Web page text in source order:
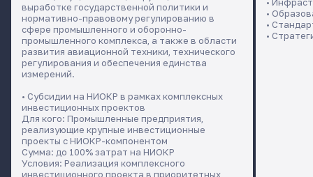
выработке государственной политики и
нормативно-правовому регулированию в
сфере промышленного и оборонно-
промышленного комплекса, а также в области
развития авиационной техники, технического
регулирования и обеспечения единства
измерений.
• Субсидии на НИОКР в рамках комплексных
инвестиционных проектов
Для кого: Промышленные предприятия,
реализующие крупные инвестиционные
проекты с НИОКР-компонентом
Сумма: до 100% затрат на НИОКР
Условия: Реализация комплексного
инвестиционного проекта в приоритетных
•
•
•